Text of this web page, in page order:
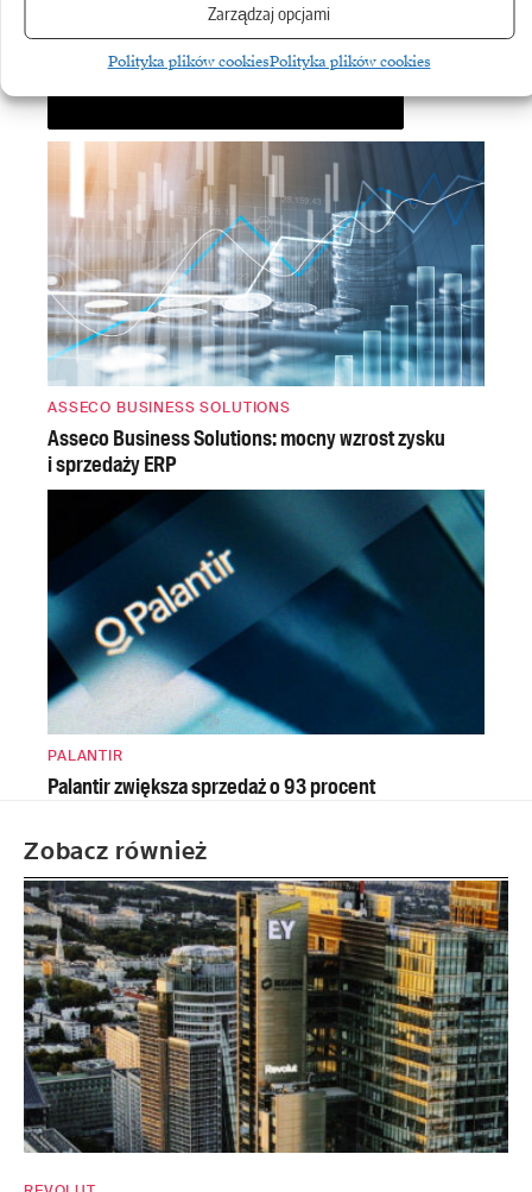
Zarządzaj opcjami
Polityka plików cookiesPolityka plików cookies
Subskrybując Biuletyn Brandsit
akceptujesz nasząpolitykę
ASSECO BUSINESS SOLUTIONS
Asseco Business Solutions: mocny wzrost zysku
i sprzedaży ERP
PALANTIR
Palantir zwiększa sprzedaż o 93 procent
Zobacz również